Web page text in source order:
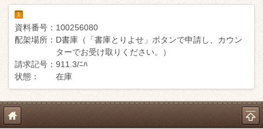
1
資料番号： 100256080
配架場所： D書庫（「書庫とりよせ」ボタンで申請し、カウン
ターでお受け取りください。）
請求記号： 911.3/ﾆﾊ
状態：
在庫